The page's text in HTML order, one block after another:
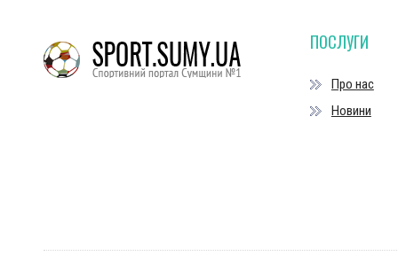
ПОСЛУГИ
Про нас
Новини